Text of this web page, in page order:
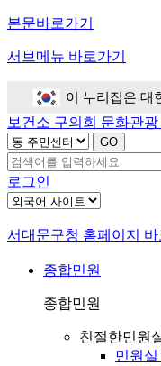
본문바로가기
서브메뉴 바로가기
이 누리집은 대
보건소 구의회 문화관광
로그인
서대문구청 홈페이지 바
종합민원
종합민원
친절한민원
민원실